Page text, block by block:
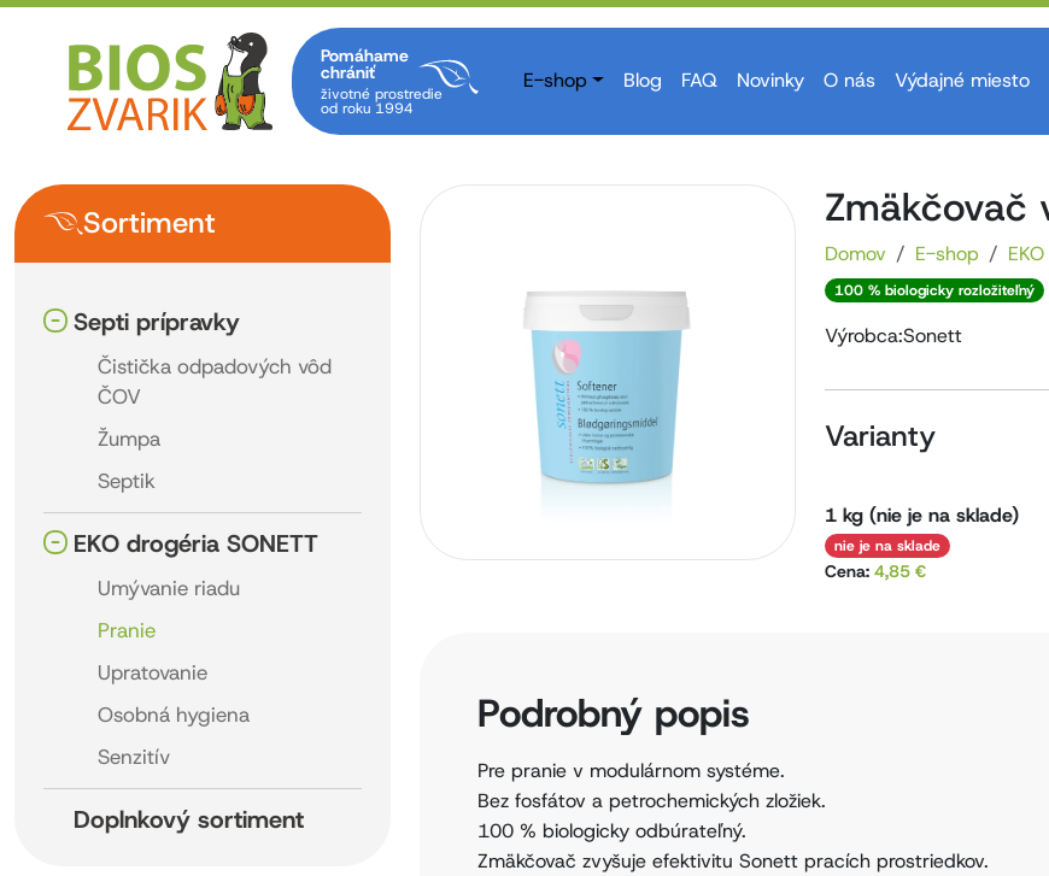
Pomáhame
chrániť
životné prostredie
od roku 1994
E-shop Blog FAQ Novinky O nás Výdajné miesto
Sortiment
Septi prípravky
Čistička odpadových vôd
ČOV
Žumpa
Septik
EKO drogéria SONETT
Umývanie riadu
Pranie
Upratovanie
Osobná hygiena
Senzitív
Doplnkový sortiment
Zmäkčovač
Domov E-shop
100 % biologicky rozložiteľný
Výrobca:Sonett
Varianty
1 kg (nie je na sklade)
nie je na sklade
Cena: 4,85 €
Podrobný popis
Pre pranie v modulárnom systéme.
Bez fosfátov a petrochemických zložiek.
100 % biologicky odbúrateľný.
Zmäkčovač zvyšuje efektivitu Sonett pracích prostriedkov.